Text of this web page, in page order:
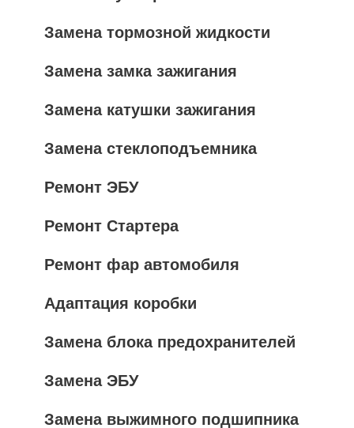
Замена тормозной жидкости
Замена замка зажигания
Замена катушки зажигания
Замена стеклоподъемника
Ремонт ЭБУ
Ремонт Стартера
Ремонт фар автомобиля
Адаптация коробки
Замена блока предохранителей
Замена ЭБУ
Замена выжимного подшипника